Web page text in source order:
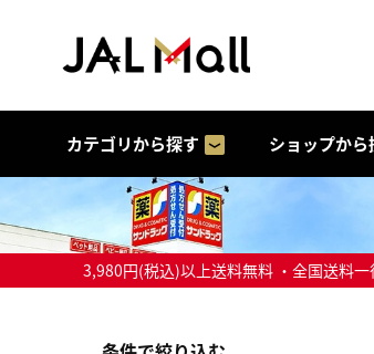
カテゴリから探す ショップから
3,980円(税込)以上送料無料 ・全国送料